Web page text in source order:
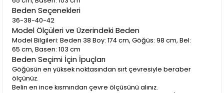
Beden Seçenekleri
36-38-40-42
Model Ölçüleri ve Üzerindeki Beden
Model Bilgileri: Beden 38 Boy: 174 cm, Göğüs: 98 cm, Bel:
65 cm, Basen: 103 cm
Beden Seçimi İçin İpuçları
Göğüsün en yüksek noktasından sırt çevresiyle beraber
ölçünüz.
Belin en ince kısmından çevre ölçüsünü alınız.